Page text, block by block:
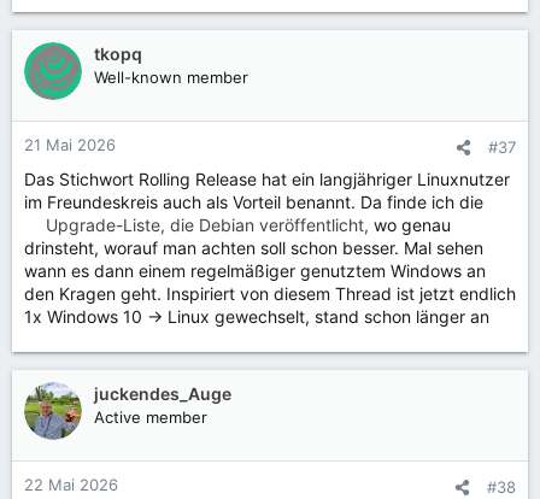
e
a
k
t
o
n
n
:
tkopq
Well-known member
21 Mai 2026 #37
Das Stichwort Rolling Release hat ein langjähriger Linuxnutzer
im Freundeskreis auch als Vorteil benannt. Da finde ich die
Upgrade-Liste, die Debian veröffentlicht, wo genau
drinsteht, worauf man achten soll schon besser. Mal sehen
wann es dann einem regelmäßiger genutztem Windows an
den Kragen geht. Inspiriert von diesem Thread ist jetzt endlich
1x Windows 10 -> Linux gewechselt, stand schon länger an
juckendes_Auge
Active member
22 Mai 2026 #38